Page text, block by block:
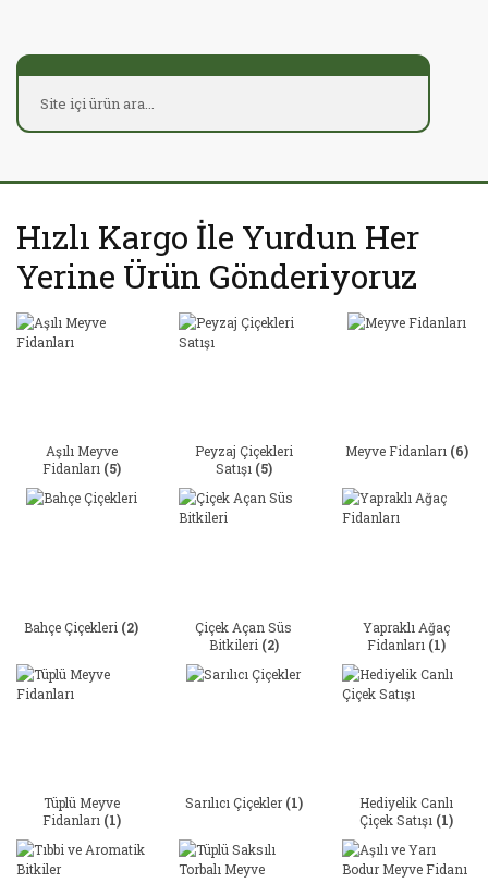
Hızlı Kargo İle Yurdun Her
Yerine Ürün Gönderiyoruz
Aşılı Meyve
Fidanları (5)
Peyzaj Çiçekleri
Satışı (5)
Meyve Fidanları (6)
Bahçe Çiçekleri (2)
Çiçek Açan Süs
Bitkileri (2)
Yapraklı Ağaç
Fidanları (1)
Tüplü Meyve
Fidanları (1)
Sarılıcı Çiçekler (1)
Hediyelik Canlı
Çiçek Satışı (1)